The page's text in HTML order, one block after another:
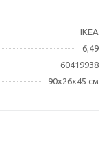
IKEA
6,49
60419938
90x26x45 см